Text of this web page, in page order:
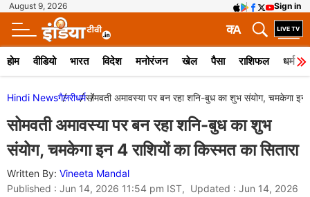
August 9, 2026 Sign in
A
क
होम वीडियो भारत विदेश मनोरंजन खेल पैसा राशिफल धर्म
Hindi Newsगैलरीधर्मसोमवती अमावस्या पर बन रहा शनि-बुध का शुभ संयोग, चमकेगा इन
सोमवती अमावस्या पर बन रहा शनि-बुध का शुभ
संयोग, चमकेगा इन 4 राशियों का किस्मत का सितारा
Written By: Vineeta Mandal
Published : Jun 14, 2026 11:54 pm IST, Updated : Jun 14, 2026